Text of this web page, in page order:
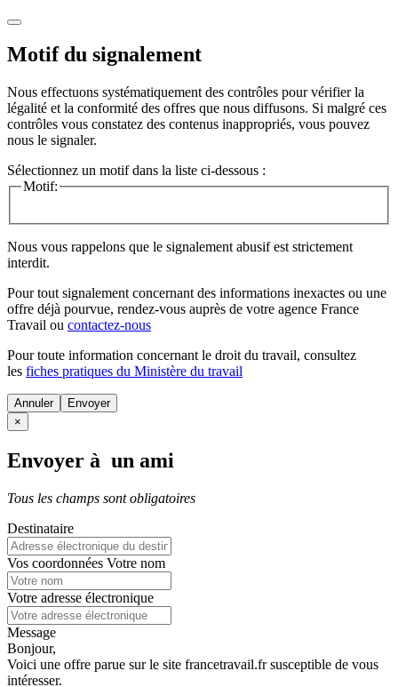
Motif du signalement
Nous effectuons systématiquement des contrôles pour vérifier la
légalité et la conformité des offres que nous diffusons. Si malgré ces
contrôles vous constatez des contenus inappropriés, vous pouvez
nous le signaler.
Sélectionnez un motif dans la liste ci-dessous :
Motif:
Nous vous rappelons que le signalement abusif est strictement
interdit.
Pour tout signalement concernant des informations inexactes ou une
offre déjà pourvue, rendez-vous auprès de votre agence France
Travail ou contactez-nous
Pour toute information concernant le droit du travail, consultez
les fiches pratiques du Ministère du travail
Annuler
×
Envoyer à un ami
Tous les champs sont obligatoires
Destinataire
Vos coordonnées Votre nom
Votre adresse électronique
Message
Bonjour,
Voici une offre parue sur le site francetravail.fr susceptible de vous
intéresser.